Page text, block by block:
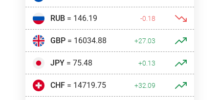
RUB= 146.19 -0.18
GBP= 16034.88 +27.03
JPY= 75.48 +0.13
CHF= 14719.75 +32.09